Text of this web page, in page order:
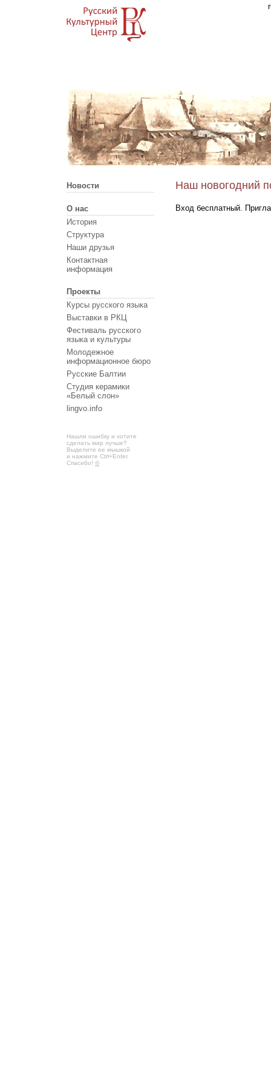
Новости
О нас
История
Структура
Наши друзья
Контактная
информация
Проекты
Курсы русского языка
Выставки в РКЦ
Фестиваль русского
языка и культуры
Молодежное
информационное бюро
Русские Балтии
Студия керамики
«Белый слон»
lingvo.info
Нашли ошибку и хотите
сделать мир лучше?
Выделите ее мышкой
и нажмите Ctrl+Enter.
Спасибо! ©
Наш новогодний
Вход бесплатный.